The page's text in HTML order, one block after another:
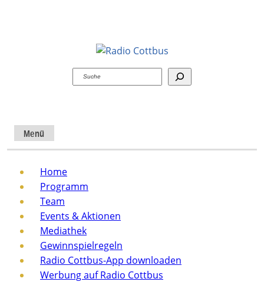
Suchen
Menü
Home
Programm
Team
Events & Aktionen
Mediathek
Gewinnspielregeln
Radio Cottbus-App downloaden
Werbung auf Radio Cottbus